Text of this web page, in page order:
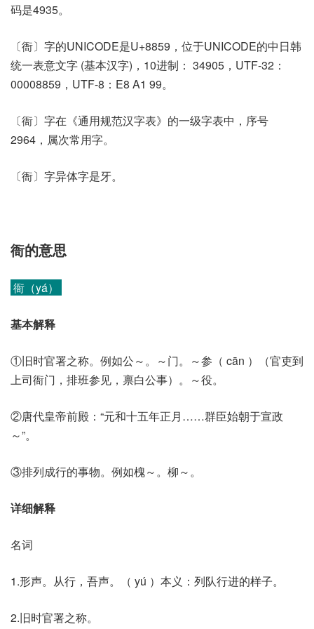
码是4935。
〔衙〕字的UNICODE是U+8859，位于UNICODE的中日韩
统一表意文字 (基本汉字)，10进制： 34905，UTF-32：
00008859，UTF-8：E8 A1 99。
〔衙〕字在《通用规范汉字表》的一级字表中，序号
2964，属次常用字。
〔衙〕字异体字是牙。
衙的意思
衙（yá）
基本解释
①旧时官署之称。例如公～。～门。～参（ cān ）（官吏到
上司衙门，排班参见，禀白公事）。～役。
②唐代皇帝前殿：“元和十五年正月……群臣始朝于宣政
～”。
③排列成行的事物。例如槐～。柳～。
详细解释
名词
1.形声。从行，吾声。（ yú ）本义：列队行进的样子。
2.旧时官署之称。